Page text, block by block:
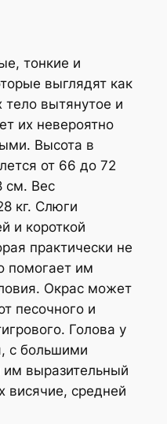
тонкие и
выглядят как
тело вытянутое и
их невероятно
Высота в
от 66 до 72
см. Вес
кг. Слюги
и короткой
практически не
помогает им
Окрас может
песочного и
Голова у
с большими
выразительный
висячие, средней